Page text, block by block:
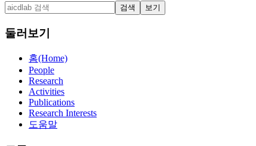
둘러보기
홈(Home)
People
Research
Activities
Publications
Research Interests
도움말